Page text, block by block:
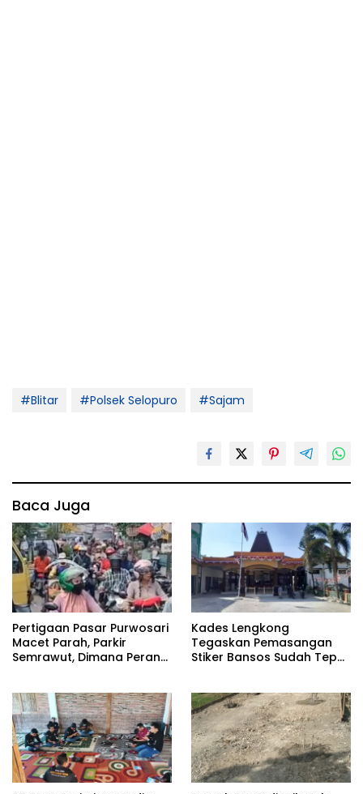
#Blitar #Polsek Selopuro #Sajam
Baca Juga
Pertigaan Pasar Purwosari
Macet Parah, Parkir
Semrawut, Dimana Peran
Kades Lengkong
Tegaskan Pemasangan
Stiker Bansos Sudah Tepat